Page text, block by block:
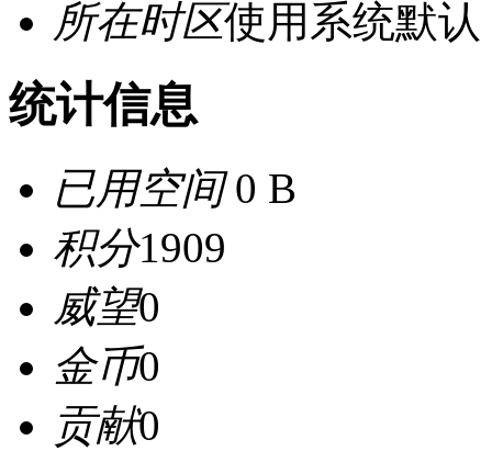
所在时区使用系统默认
统计信息
已用空间0 B
积分1909
威望0
金币0
贡献0